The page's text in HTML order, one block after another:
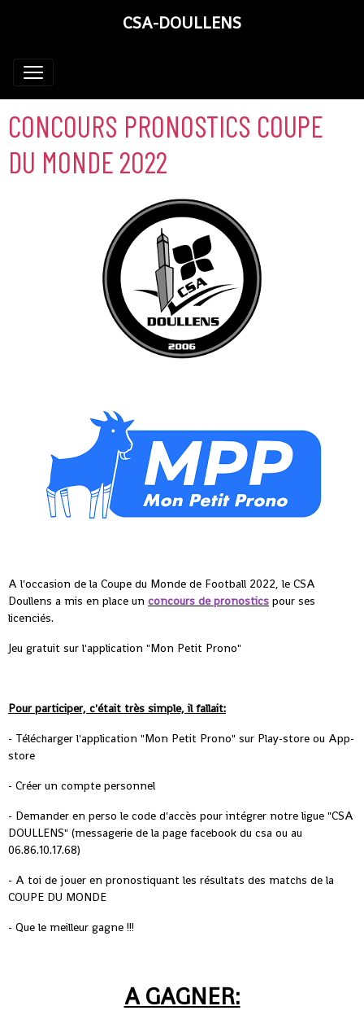
CSA-DOULLENS
CONCOURS PRONOSTICS COUPE
DU MONDE 2022
A l'occasion de la Coupe du Monde de Football 2022, le CSA
Doullens a mis en place un concours de pronostics pour ses
licenciés.
Jeu gratuit sur l'application "Mon Petit Prono"
Pour participer, c'était très simple, il fallait:
- Télécharger l'application "Mon Petit Prono" sur Play-store ou App-
store
- Créer un compte personnel
- Demander en perso le code d'accès pour intégrer notre ligue "CSA
DOULLENS" (messagerie de la page facebook du csa ou au
06.86.10.17.68)
- A toi de jouer en pronostiquant les résultats des matchs de la
COUPE DU MONDE
- Que le meilleur gagne !!!
A GAGNER: